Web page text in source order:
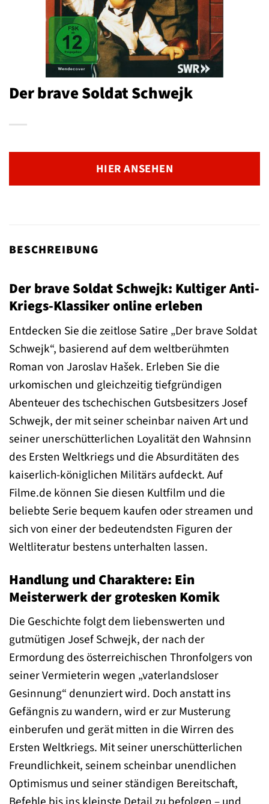
Der brave Soldat Schwejk
HIER ANSEHEN
BESCHREIBUNG
Der brave Soldat Schwejk: Kultiger Anti-
Kriegs-Klassiker online erleben
Entdecken Sie die zeitlose Satire „Der brave Soldat
Schwejk“, basierend auf dem weltberühmten
Roman von Jaroslav Hašek. Erleben Sie die
urkomischen und gleichzeitig tiefgründigen
Abenteuer des tschechischen Gutsbesitzers Josef
Schwejk, der mit seiner scheinbar naiven Art und
seiner unerschütterlichen Loyalität den Wahnsinn
des Ersten Weltkriegs und die Absurditäten des
kaiserlich-königlichen Militärs aufdeckt. Auf
Filme.de können Sie diesen Kultfilm und die
beliebte Serie bequem kaufen oder streamen und
sich von einer der bedeutendsten Figuren der
Weltliteratur bestens unterhalten lassen.
Handlung und Charaktere: Ein
Meisterwerk der grotesken Komik
Die Geschichte folgt dem liebenswerten und
gutmütigen Josef Schwejk, der nach der
Ermordung des österreichischen Thronfolgers von
seiner Vermieterin wegen „vaterlandsloser
Gesinnung“ denunziert wird. Doch anstatt ins
Gefängnis zu wandern, wird er zur Musterung
einberufen und gerät mitten in die Wirren des
Ersten Weltkriegs. Mit seiner unerschütterlichen
Freundlichkeit, seinem scheinbar unendlichen
Optimismus und seiner ständigen Bereitschaft,